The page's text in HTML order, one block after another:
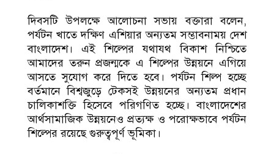
দিবসটি উপলক্ষে আলোচনা সভায় বক্তারা বলেন,
পর্যটন খাতে দক্ষিণ এশিয়ার অন্যতম সম্ভাবনাময় দেশ
বাংলাদেশ। এই শিল্পের যথাযথ বিকাশ নিশ্চিতে
আমাদের তরুন প্রজন্মকে এ শিল্পের উন্নয়নে এগিয়ে
আসতে সুযোগ করে দিতে হবে। পর্যটন শিল্প হচ্ছে
বর্তমানে বিশ্বজুড়ে টেকসই উন্নয়নের অন্যতম প্রধান
চালিকাশক্তি হিসেবে পরিগণিত হচ্ছে। বাংলাদেশের
আর্থসামাজিক উন্নয়নেও প্রত্যক্ষ ও পরোক্ষভাবে পর্যটন
শিল্পের রয়েছে গুরুত্বপূর্ণ ভূমিকা।